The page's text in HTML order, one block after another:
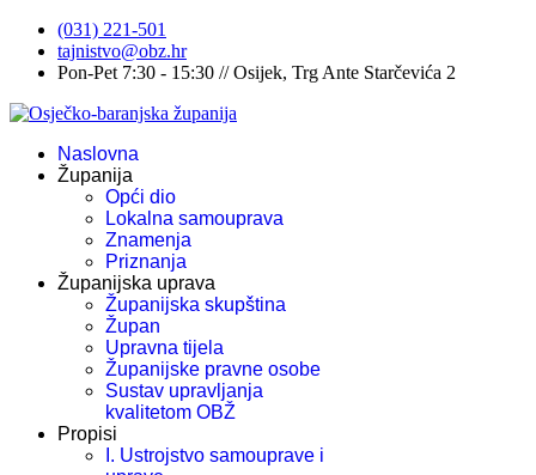
(031) 221-501
tajnistvo@obz.hr
Pon-Pet 7:30 - 15:30 // Osijek, Trg Ante Starčevića 2
Naslovna
Županija
Opći dio
Lokalna samouprava
Znamenja
Priznanja
Županijska uprava
Županijska skupština
Župan
Upravna tijela
Županijske pravne osobe
Sustav upravljanja
kvalitetom OBŽ
Propisi
I. Ustrojstvo samouprave i